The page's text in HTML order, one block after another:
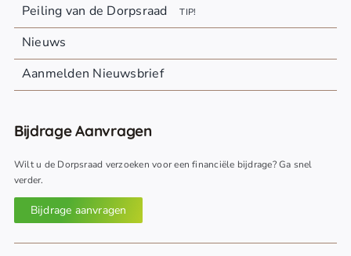
Peiling van de Dorpsraad
TIP!
Nieuws
Aanmelden Nieuwsbrief
Bijdrage Aanvragen
Wilt u de Dorpsraad verzoeken voor een financiële bijdrage? Ga snel
verder.
Bijdrage aanvragen